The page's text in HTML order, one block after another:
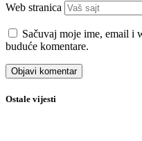
Web stranica
Sačuvaj moje ime, email i
buduće komentare.
Ostale vijesti